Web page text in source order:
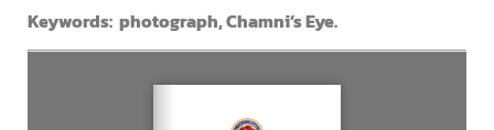
Keywords: photograph, Chamni’s Eye.